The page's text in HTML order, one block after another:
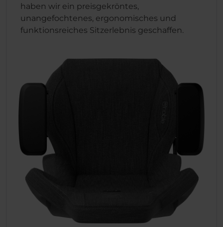
haben wir ein preisgekröntes,
unangefochtenes, ergonomisches und
funktionsreiches Sitzerlebnis geschaffen.